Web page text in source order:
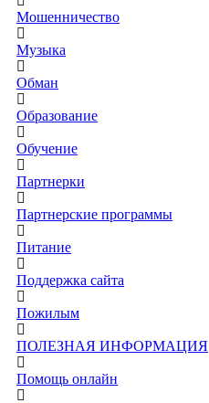
Мошенничество
Музыка
Обман
Образование
Обучение
Партнерки
Партнерские программы
Питание
Поддержка сайта
Пожилым
ПОЛЕЗНАЯ ИНФОРМАЦИЯ
Помощь онлайн